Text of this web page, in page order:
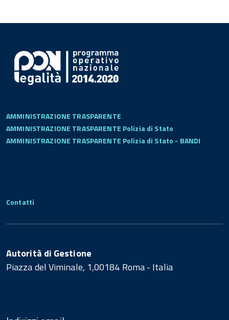
AMMINISTRAZIONE TRASPARENTE
AMMINISTRAZIONE TRASPARENTE Polizia di Stato
AMMINISTRAZIONE TRASPARENTE Polizia di Stato - BANDI
Contatti
Autorità di Gestione
Piazza del Viminale, 1,00184 Roma - Italia